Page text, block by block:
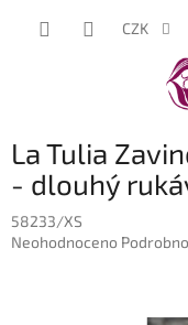
CZK
La Tulia
- dlouhý
58233/XS
Průměrné
Neohodnoceno